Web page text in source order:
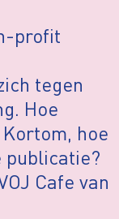
profit
tegen
Hoe
hoe
publicatie?
Cafe van